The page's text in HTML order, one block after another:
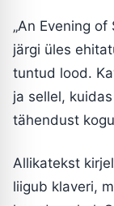
„An Evening
järgi üles
tuntud lood.
ja sellel,
tähendust
Allikatekst
liigub klaveri,